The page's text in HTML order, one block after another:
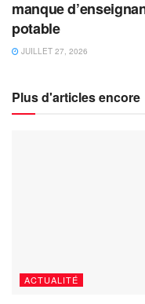
manque
potable
JUILLET 27, 2026
Plus d'articles encore
ACTUALITÉ